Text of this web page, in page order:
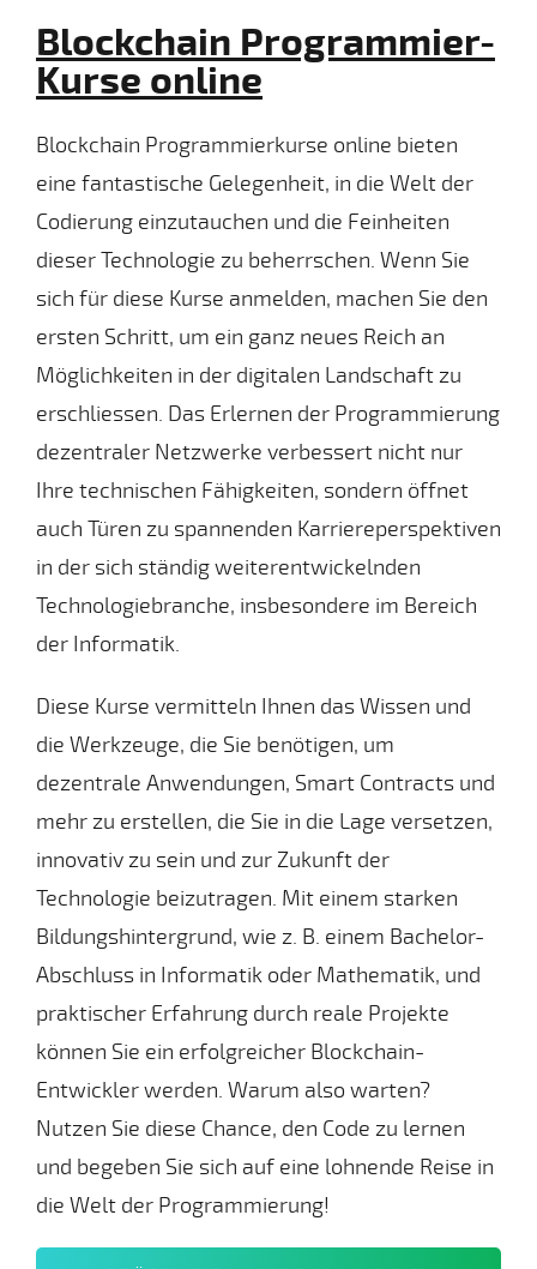
Blockchain Programmier-
Kurse online
Blockchain Programmierkurse online bieten
eine fantastische Gelegenheit, in die Welt der
Codierung einzutauchen und die Feinheiten
dieser Technologie zu beherrschen. Wenn Sie
sich für diese Kurse anmelden, machen Sie den
ersten Schritt, um ein ganz neues Reich an
Möglichkeiten in der digitalen Landschaft zu
erschliessen. Das Erlernen der Programmierung
dezentraler Netzwerke verbessert nicht nur
Ihre technischen Fähigkeiten, sondern öffnet
auch Türen zu spannenden Karriereperspektiven
in der sich ständig weiterentwickelnden
Technologiebranche, insbesondere im Bereich
der Informatik.
Diese Kurse vermitteln Ihnen das Wissen und
die Werkzeuge, die Sie benötigen, um
dezentrale Anwendungen, Smart Contracts und
mehr zu erstellen, die Sie in die Lage versetzen,
innovativ zu sein und zur Zukunft der
Technologie beizutragen. Mit einem starken
Bildungshintergrund, wie z. B. einem Bachelor-
Abschluss in Informatik oder Mathematik, und
praktischer Erfahrung durch reale Projekte
können Sie ein erfolgreicher Blockchain-
Entwickler werden. Warum also warten?
Nutzen Sie diese Chance, den Code zu lernen
und begeben Sie sich auf eine lohnende Reise in
die Welt der Programmierung!